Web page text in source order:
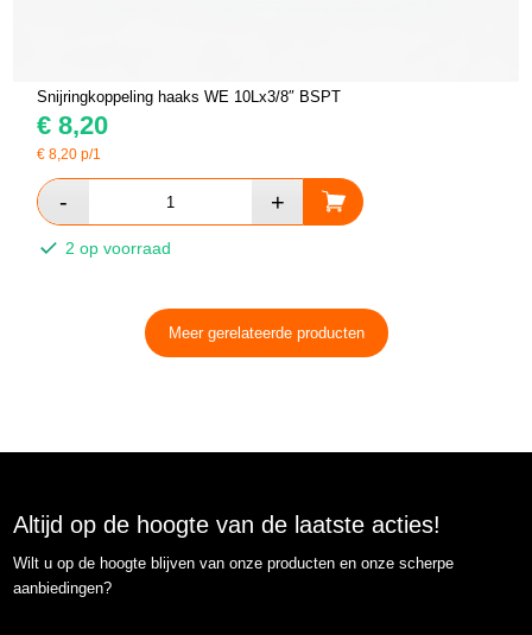
Snijringkoppeling haaks WE 10Lx3/8″ BSPT
€ 8,20
€8,20 p/1
2 op voorraad
Meer gerelateerde producten
Altijd op de hoogte van de laatste acties!
Wilt u op de hoogte blijven van onze producten en onze scherpe
aanbiedingen?